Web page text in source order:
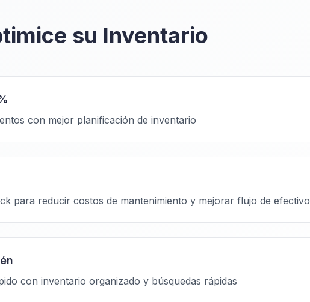
su Inventario
con mejor planificación de inventario
para reducir costos de mantenimiento y mejorar flujo de efectivo
con inventario organizado y búsquedas rápidas